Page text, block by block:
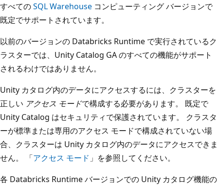
すべてのSQL Warehouse コンピューティング バージョンで
既定でサポートされています。
以前のバージョンの Databricks Runtime で実行されているク
ラスターでは、Unity Catalog GA のすべての機能がサポート
されるわけではありません。
Unity カタログ内のデータにアクセスするには、クラスターを
正しい アクセス モードで構成する必要があります。 既定で
Unity Catalog はセキュリティで保護されています。 クラスタ
ーが標準または専用のアクセス モードで構成されていない場
合、クラスターは Unity カタログ内のデータにアクセスできま
せん。 「アクセス モード 」を参照してください。
各 Databricks Runtime バージョンでの Unity カタログ機能の